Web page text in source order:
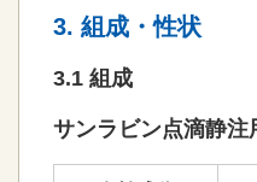
3. 組成・性状
3.1 組成
サンラビン点滴静注